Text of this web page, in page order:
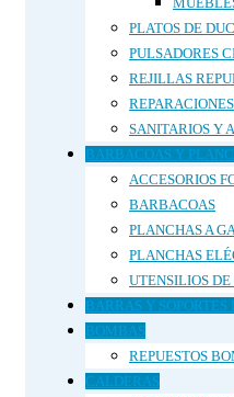
PLATOS DE
PULSADORES
REJILLAS
SANITARIOS Y
BARBACOAS Y
ACCESORIOS
BARBACOAS
PLANCHAS A
PLANCHAS
UTENSILIOS
BARRAS Y SOPORTES
BOMBAS
REPUESTOS
CALDERAS